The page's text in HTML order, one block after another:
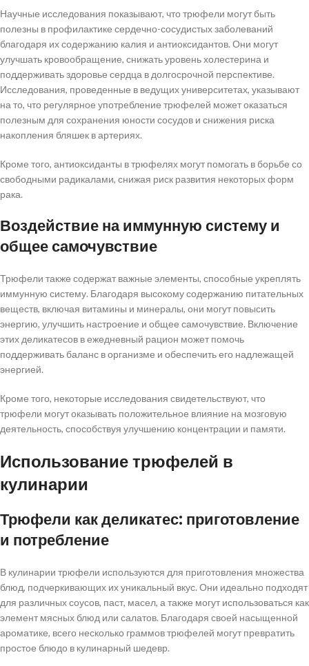
Научные исследования показывают, что трюфели могут быть
полезны в профилактике сердечно-сосудистых заболеваний
благодаря их содержанию калия и антиоксидантов. Они могут
улучшать кровообращение, снижать уровень холестерина и
поддерживать здоровье сердца в долгосрочной перспективе.
Исследования, проведенные в ведущих университетах, указывают
на то, что регулярное употребление трюфелей может оказаться
полезным для сохранения юности сосудов и снижения риска
накопления бляшек в артериях.
Кроме того, антиоксиданты в трюфелях могут помогать в борьбе со
свободными радикалами, снижая риск развития некоторых форм
рака.
Воздействие на иммунную систему и
общее самочувствие
Трюфели также содержат важные элементы, способные укреплять
иммунную систему. Благодаря высокому содержанию питательных
веществ, включая витамины и минералы, они могут повысить
энергию, улучшить настроение и общее самочувствие. Включение
этих деликатесов в ежедневный рацион может помочь
поддерживать баланс в организме и обеспечить его надлежащей
энергией.
Кроме того, некоторые исследования свидетельствуют, что
трюфели могут оказывать положительное влияние на мозговую
деятельность, способствуя улучшению концентрации и памяти.
Использование трюфелей в
кулинарии
Трюфели как деликатес: приготовление
и потребление
В кулинарии трюфели используются для приготовления множества
блюд, подчеркивающих их уникальный вкус. Они идеально подходят
для различных соусов, паст, масел, а также могут использоваться как
элемент мясных блюд или салатов. Благодаря своей насыщенной
ароматике, всего несколько граммов трюфелей могут превратить
простое блюдо в кулинарный шедевр.